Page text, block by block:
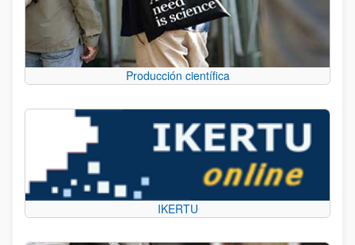
Producción científica
IKERTU